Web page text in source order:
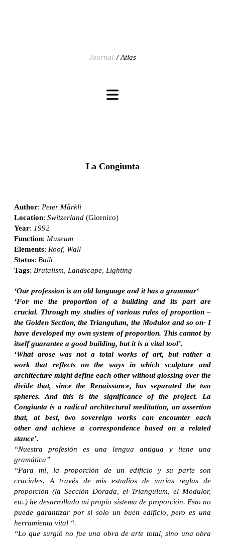
Journal Atlas
La Congiunta
Author: Peter Märkli
Location: Switzerland (Giornico)
Year: 1992
Function: Museum
Elements: Roof, Wall
Status: Built
Tags: Brutalism, Landscape, Lighting
‘Our profession is an old language and it has a grammar‘
‘For me the proportion of a building and its part are
crucial. Through my studies of various rules of proportion –
the Golden Section, the Triangulum, the Modulor and so on- I
have developed my own system of proportion. This cannot by
itself guarantee a good building, but it is a vital tool’.
‘What arose was not a total works of art, but rather a
work that reflects on the ways in which sculpture and
architecture might define each other without glossing over the
divide that, since the Renaissance, has separated the two
spheres. And this is the significance of the project. La
Congiunta is a radical architectural meditation, an assertion
that, at best, two sovereign works can encounter each
other and achieve a correspondence based on a related
stance’.
“Nuestra profesión es una lengua antigua y tiene una
gramática”
“Para mí, la proporción de un edificio y su parte son
cruciales. A través de mis estudios de varias reglas de
proporción (la Sección Dorada, el Triangulum, el Modulor,
etc.) he desarrollado mi propio sistema de proporción. Esto no
puede garantizar por sí solo un buen edificio, pero es una
herramienta vital “.
“Lo que surgió no fue una obra de arte total, sino una obra